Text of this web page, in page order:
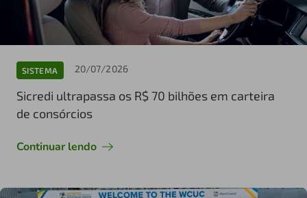
SISTEMA 20/07/2026
Sicredi ultrapassa os R$ 70 bilhões em carteira
de consórcios
Continuar lendo